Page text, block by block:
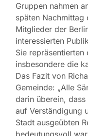
Gruppen nahmen
späten Nachmittag
Mitglieder der
interessierten
Sie
insbesondere die
Das Fazit von
Gemeinde: „Alle
darin überein,
auf Verständigung
Stadt ausgeübten